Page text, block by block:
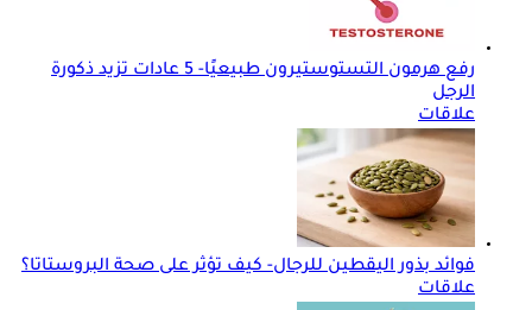
رفع هرمون التستوستيرون طبيعيًا- 5 عادات تزيد ذكورة
الرجل
علاقات
فوائد بذور اليقطين للرجال- كيف تؤثر على صحة البروستاتا؟
علاقات